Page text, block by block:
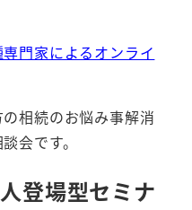
門家によるオンライ
相続のお悩み事解消
会です。
登場型セミナ